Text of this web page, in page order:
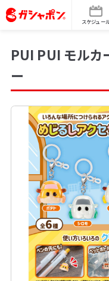
スケジュー
PUI PUI モル
ー